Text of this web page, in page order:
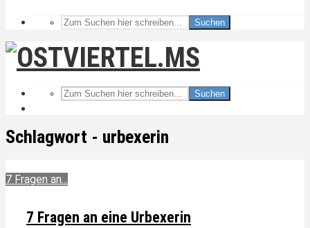
Suchen
Suchen
Schlagwort - urbexerin
7 Fragen an...
7 Fragen an eine Urbexerin